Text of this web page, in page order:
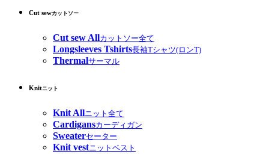
Cut sewカットソー
Cut sew Allカットソー全て
Longsleeves Tshirts長袖Tシャツ(ロンT)
Thermalサーマル
Knitニット
Knit Allニット全て
Cardigansカーディガン
Sweaterセーター
Knit vestニットベスト